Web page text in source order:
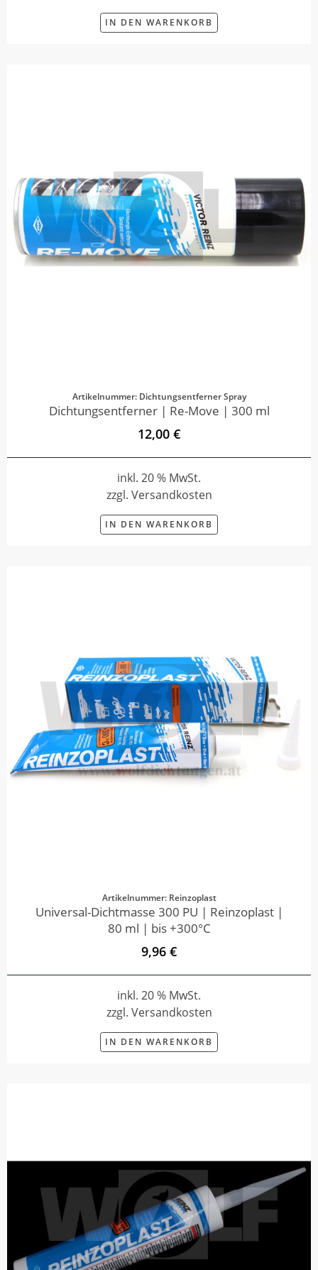
IN DEN WARENKORB
Artikelnummer: Dichtungsentferner Spray
Dichtungsentferner | Re-Move | 300 ml
12,00 €
inkl. 20 % MwSt.
zzgl. Versandkosten
IN DEN WARENKORB
Artikelnummer: Reinzoplast
Universal-Dichtmasse 300 PU | Reinzoplast |
80 ml | bis +300°C
9,96 €
inkl. 20 % MwSt.
zzgl. Versandkosten
IN DEN WARENKORB